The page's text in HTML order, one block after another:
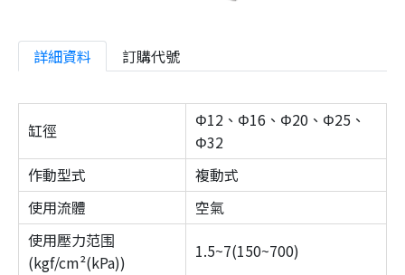
詳細資料 訂購代號
缸徑
Φ12、Φ16、Φ20、Φ25、
Φ32
作動型式
複動式
使用流體
空氣
使用壓力范围
(kgf/cm²(kPa))
1.5~7(150~700)